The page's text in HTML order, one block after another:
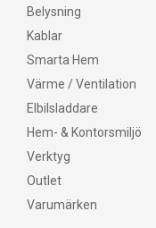
Belysning
Kablar
Smarta Hem
Värme / Ventilation
Elbilsladdare
Hem- & Kontorsmiljö
Verktyg
Outlet
Varumärken